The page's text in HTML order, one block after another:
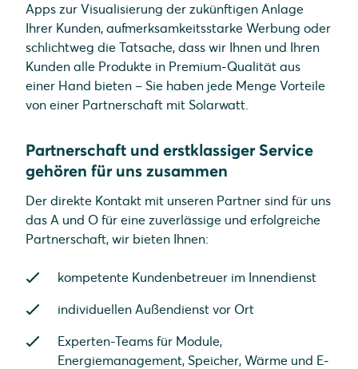
Apps zur Visualisierung der zukünftigen Anlage
Ihrer Kunden, aufmerksamkeitsstarke Werbung oder
schlichtweg die Tatsache, dass wir Ihnen und Ihren
Kunden alle Produkte in Premium-Qualität aus
einer Hand bieten – Sie haben jede Menge Vorteile
von einer Partnerschaft mit Solarwatt.
Partnerschaft und erstklassiger Service
gehören für uns zusammen
Der direkte Kontakt mit unseren Partner sind für uns
das A und O für eine zuverlässige und erfolgreiche
Partnerschaft, wir bieten Ihnen:
kompetente Kundenbetreuer im Innendienst
individuellen Außendienst vor Ort
Experten-Teams für Module,
Energiemanagement, Speicher, Wärme und E-